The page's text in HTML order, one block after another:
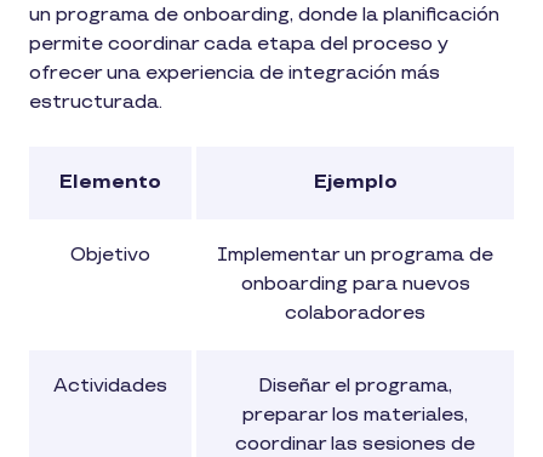
un programa de onboarding, donde la planificación
permite coordinar cada etapa del proceso y
ofrecer una experiencia de integración más
estructurada.
Elemento Ejemplo
Objetivo
Implementar un programa de
onboarding para nuevos
colaboradores
Actividades
Diseñar el programa,
preparar los materiales,
coordinar las sesiones de